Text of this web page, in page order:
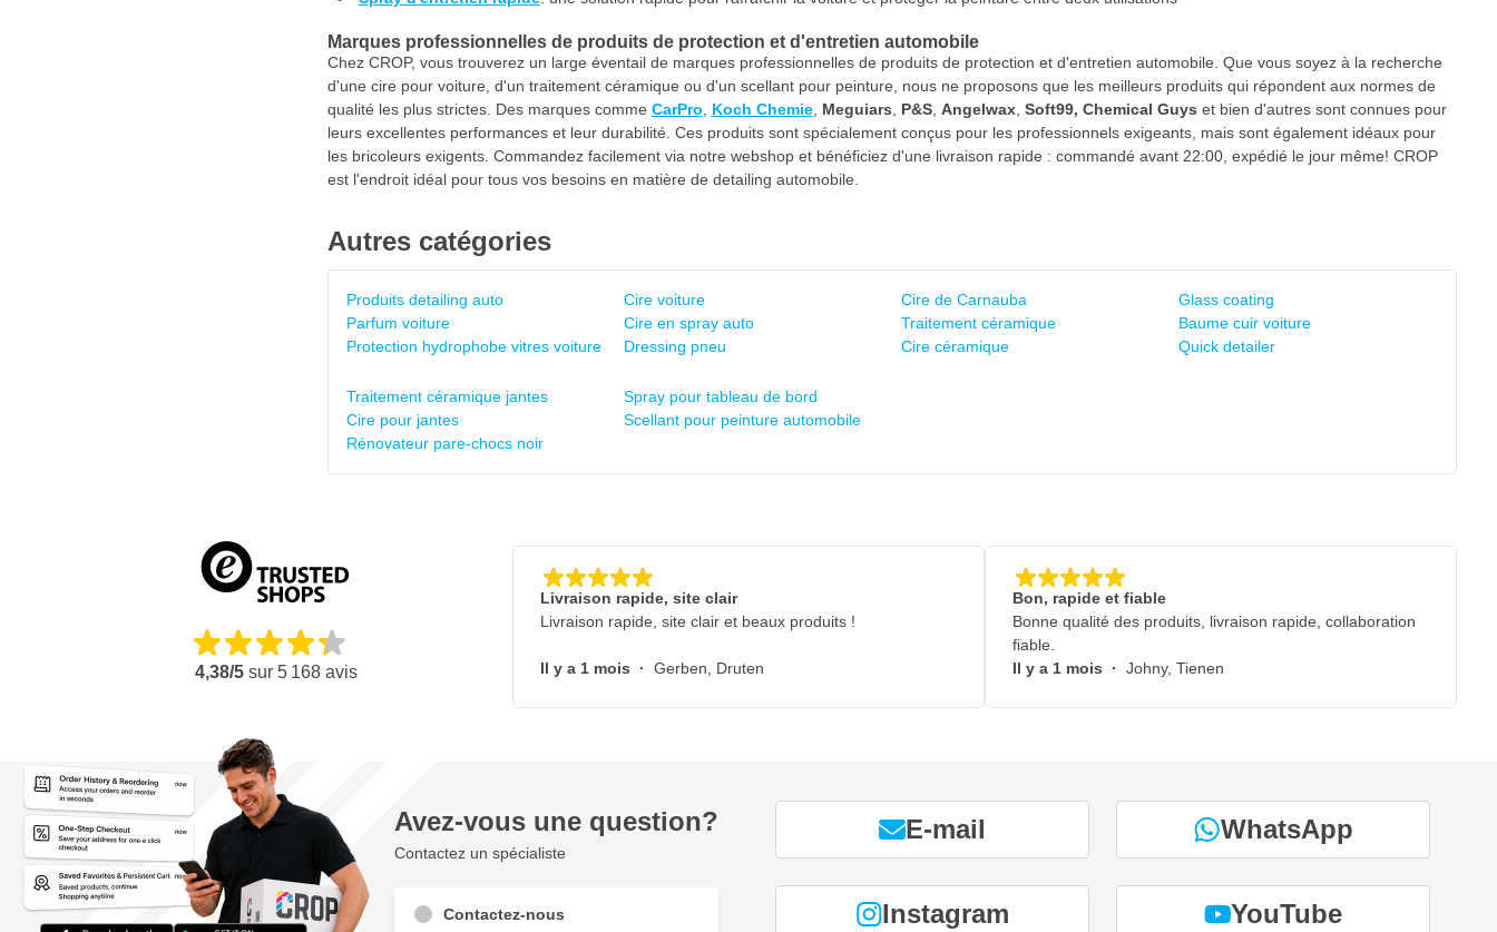
Marques professionnelles de produits de protection et d'entretien automobile
Chez CROP, vous trouverez un large éventail de marques professionnelles de produits de protection et d'entretien automobile. Que vous soyez à la recherche
d'une cire pour voiture, d'un traitement céramique ou d'un scellant pour peinture, nous ne proposons que les meilleurs produits qui répondent aux normes de
qualité les plus strictes. Des marques comme CarPro Koch Chemie, Meguiars P&S, Angelwax, Soft99, Chemical Guys et bien d'autres sont connues pour
leurs excellentes performances et leur durabilité. Ces produits sont spécialement conçus pour les professionnels exigeants, mais sont également idéaux pour
les bricoleurs exigents. Commandez facilement via notre webshop et bénéficiez d'une livraison rapide : commandé avant 22:00, expédié le jour même! CROP
est l'endroit idéal pour tous vos besoins en matière de detailing automobile.
Autres catégories
Produits detailing auto
Parfum voiture
Protection hydrophobe vitres voiture
Cire voiture
Cire en spray auto
Dressing pneu
Cire de Carnauba
Traitement céramique
Cire céramique
Glass coating
Baume cuir voiture
Quick detailer
Traitement céramique jantes
Cire pour jantes
Rénovateur pare-chocs noir
Spray pour tableau de bord
Scellant pour peinture automobile
4,38/5 sur 5 168 avis
Livraison rapide, site clair
Livraison rapide, site clair et beaux produits !
Il y a 1 mois · Gerben, Druten
Bon, rapide et fiable
Bonne qualité des produits, livraison rapide, collaboration
fiable.
Il y a 1 mois · Johny, Tienen
Avez-vous une question?
Contactez un spécialiste
Contactez-nous
E-mail WhatsApp
Instagram YouTube